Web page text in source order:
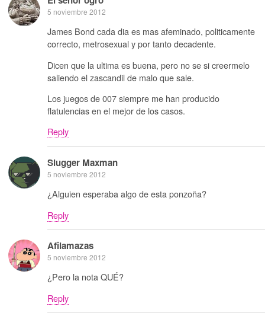
5 noviembre 2012
James Bond cada dia es mas afeminado, politicamente
correcto, metrosexual y por tanto decadente.
Dicen que la ultima es buena, pero no se si creermelo
saliendo el zascandil de malo que sale.
Los juegos de 007 siempre me han producido
flatulencias en el mejor de los casos.
Reply
Slugger Maxman
5 noviembre 2012
¿Alguien esperaba algo de esta ponzoña?
Reply
Afilamazas
5 noviembre 2012
¿Pero la nota QUÉ?
Reply